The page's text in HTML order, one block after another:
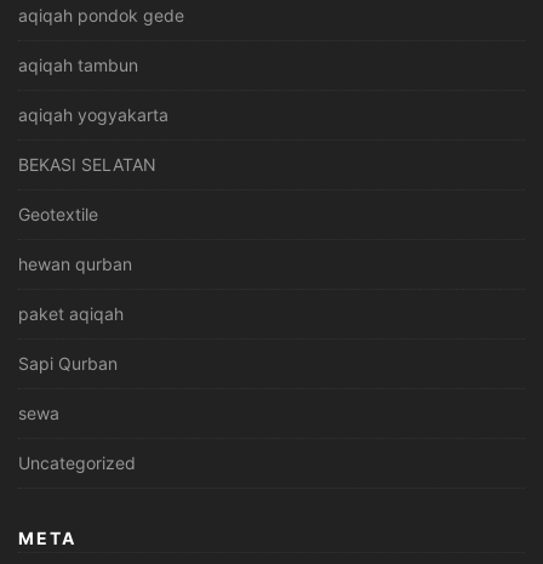
aqiqah pondok gede
aqiqah tambun
aqiqah yogyakarta
BEKASI SELATAN
Geotextile
hewan qurban
paket aqiqah
Sapi Qurban
sewa
Uncategorized
META